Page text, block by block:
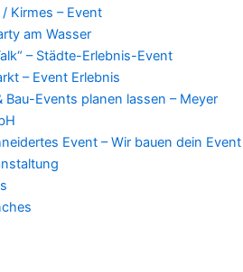
Kirmes – Event
am Wasser
– Städte-Erlebnis-Event
– Event Erlebnis
Bau-Events planen lassen – Meyer
Event – Wir bauen dein Event